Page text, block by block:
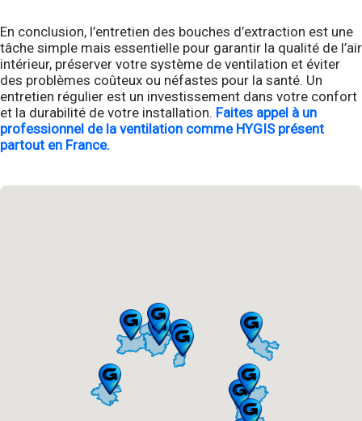
En conclusion, l’entretien des bouches d’extraction est une
tâche simple mais essentielle pour garantir la qualité de l’air
intérieur, préserver votre système de ventilation et éviter
des problèmes coûteux ou néfastes pour la santé. Un
entretien régulier est un investissement dans votre confort
et la durabilité de votre installation. Faites appel à un
professionnel de la ventilation comme HYGIS présent
partout en France.